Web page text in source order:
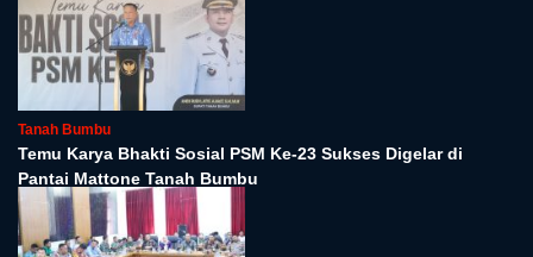
Tanah Bumbu
Temu Karya Bhakti Sosial PSM Ke-23 Sukses Digelar di
Pantai Mattone Tanah Bumbu